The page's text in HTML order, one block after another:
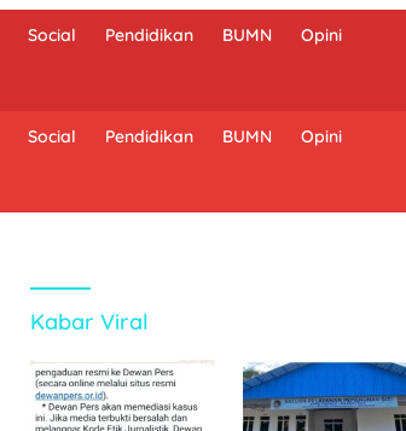
Social Pendidikan BUMN Opini
Social Pendidikan BUMN Opini
Kabar Viral